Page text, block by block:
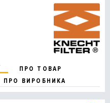
ПРО ТОВАР
ПРО ВИРОБНИКА